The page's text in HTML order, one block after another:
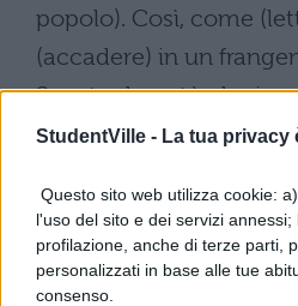
StudentVille - La tua privacy
Questo sito web utilizza cookie:
l'uso del sito e dei servizi
profilazione, anche di terze parti,
personalizzati in base alle tue
consenso.
popolo). Così, come
(accadere) in un
Senato decretò che i
adoperassero affinché
amplissimo potere
Senato a un magistrato
nemici e stabilisca tutti